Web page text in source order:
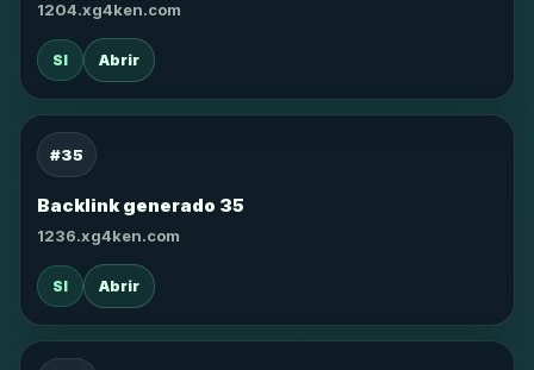
1204.xg4ken.com
SI Abrir
#35
Backlink generado 35
1236.xg4ken.com
SI Abrir